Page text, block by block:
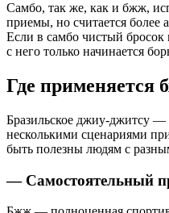
Самбо, так же, как и бжж,
приемы, но считается
Если в самбо чистый
с него только начинается
Где применяется
Бразильское джиу-джитсу —
несколькими сценариями
быть полезны людям с
— Самостоятельный